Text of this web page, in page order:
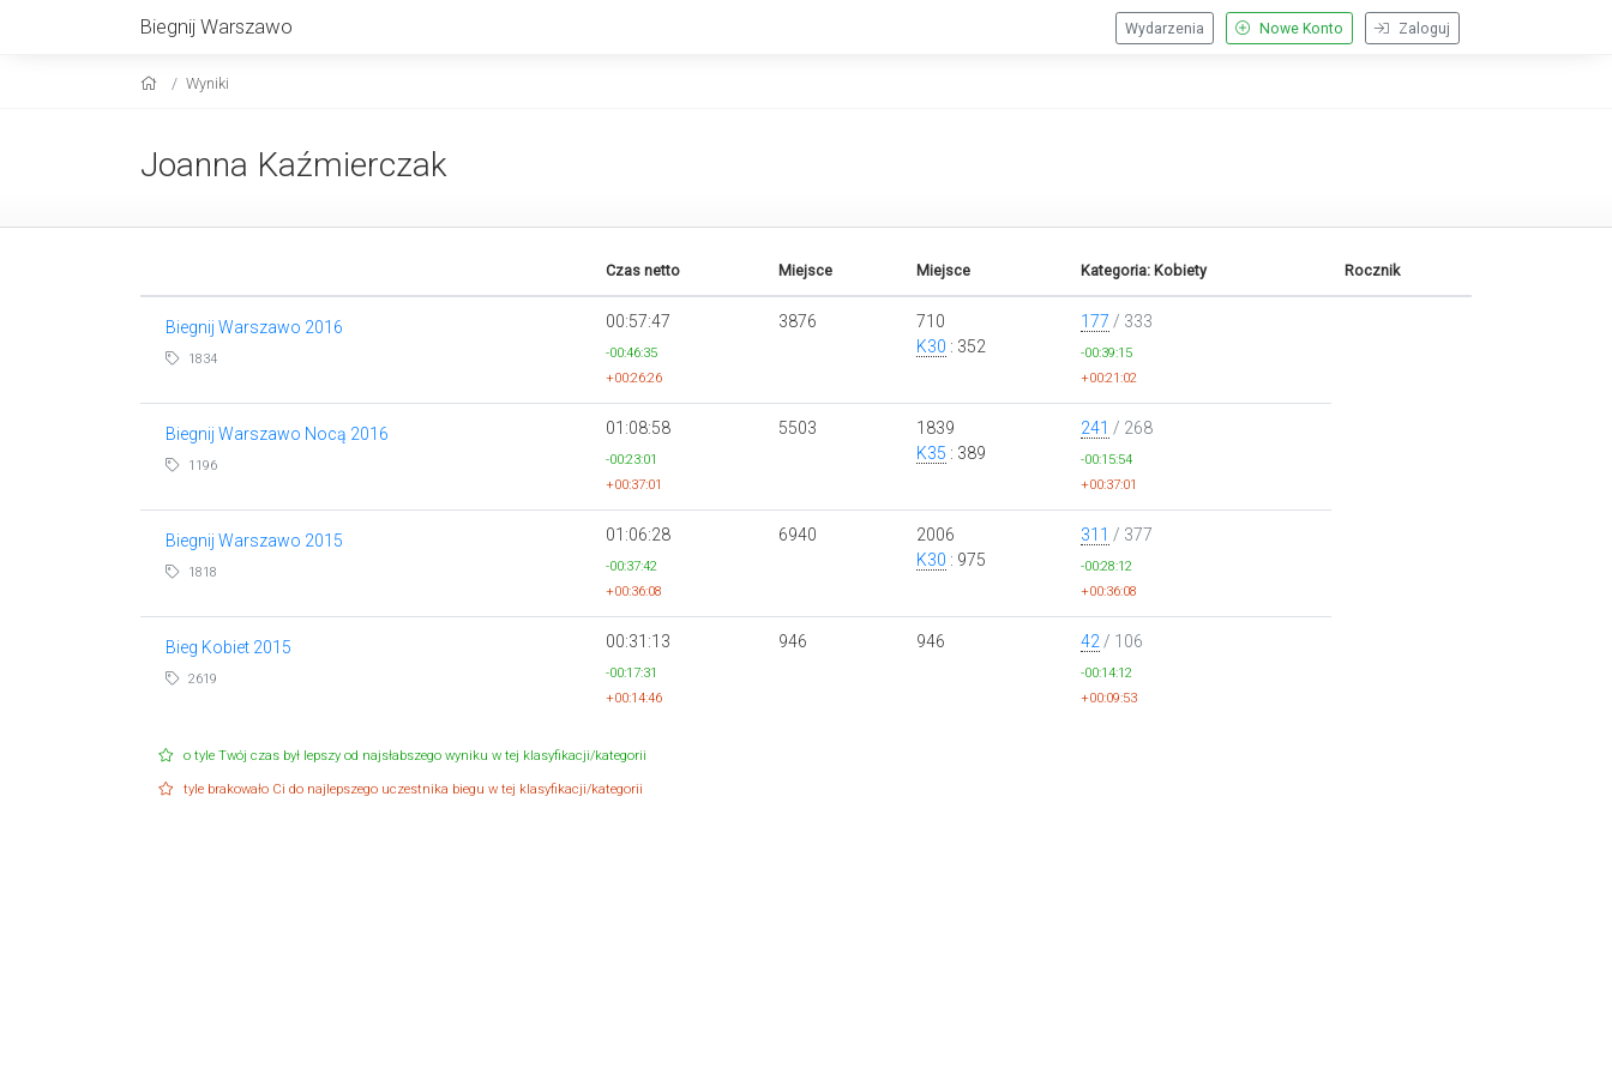
Biegnij Warszawo Zaloguj
Nowe Konto
Wydarzenia
Wyniki
Joanna Kaźmierczak
Czas netto Miejsce Miejsce Kategoria: Kobiety Rocznik
Biegnij Warszawo 2016
1834
00:57:47
-00:46:35
+00:26:26
3876
710
K30 : 352
177 / 333
-00:39:15
+00:21:02
Biegnij Warszawo Nocą 2016
1196
01:08:58
-00:23:01
+00:37:01
5503
1839
K35 : 389
241 / 268
-00:15:54
+00:37:01
Biegnij Warszawo 2015
1818
01:06:28
-00:37:42
+00:36:08
6940
2006
K30 : 975
311 / 377
-00:28:12
+00:36:08
Bieg Kobiet 2015
2619
00:31:13
-00:17:31
+00:14:46
946 946 42 / 106
-00:14:12
+00:09:53
o tyle Twój czas był lepszy od najsłabszego wyniku w tej klasyfikacji/kategorii
tyle brakowało Ci do najlepszego uczestnika biegu w tej klasyfikacji/kategorii